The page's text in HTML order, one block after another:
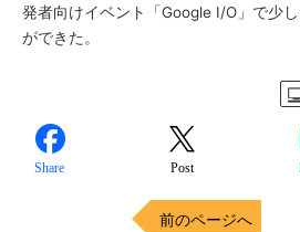
発者向けイベント「Google I/O」で少
ができた。
Share Post
前のページへ